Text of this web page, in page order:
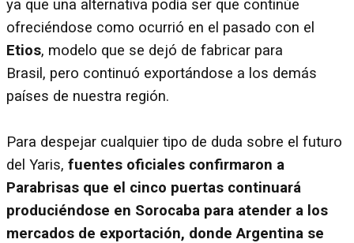
ya que una alternativa podía ser que continúe
ofreciéndose como ocurrió en el pasado con el
Etios, modelo que se dejó de fabricar para
Brasil, pero continuó exportándose a los demás
países de nuestra región.
Para despejar cualquier tipo de duda sobre el futuro
del Yaris, fuentes oficiales confirmaron a
Parabrisas que el cinco puertas continuará
produciéndose en Sorocaba para atender a los
mercados de exportación, donde Argentina se